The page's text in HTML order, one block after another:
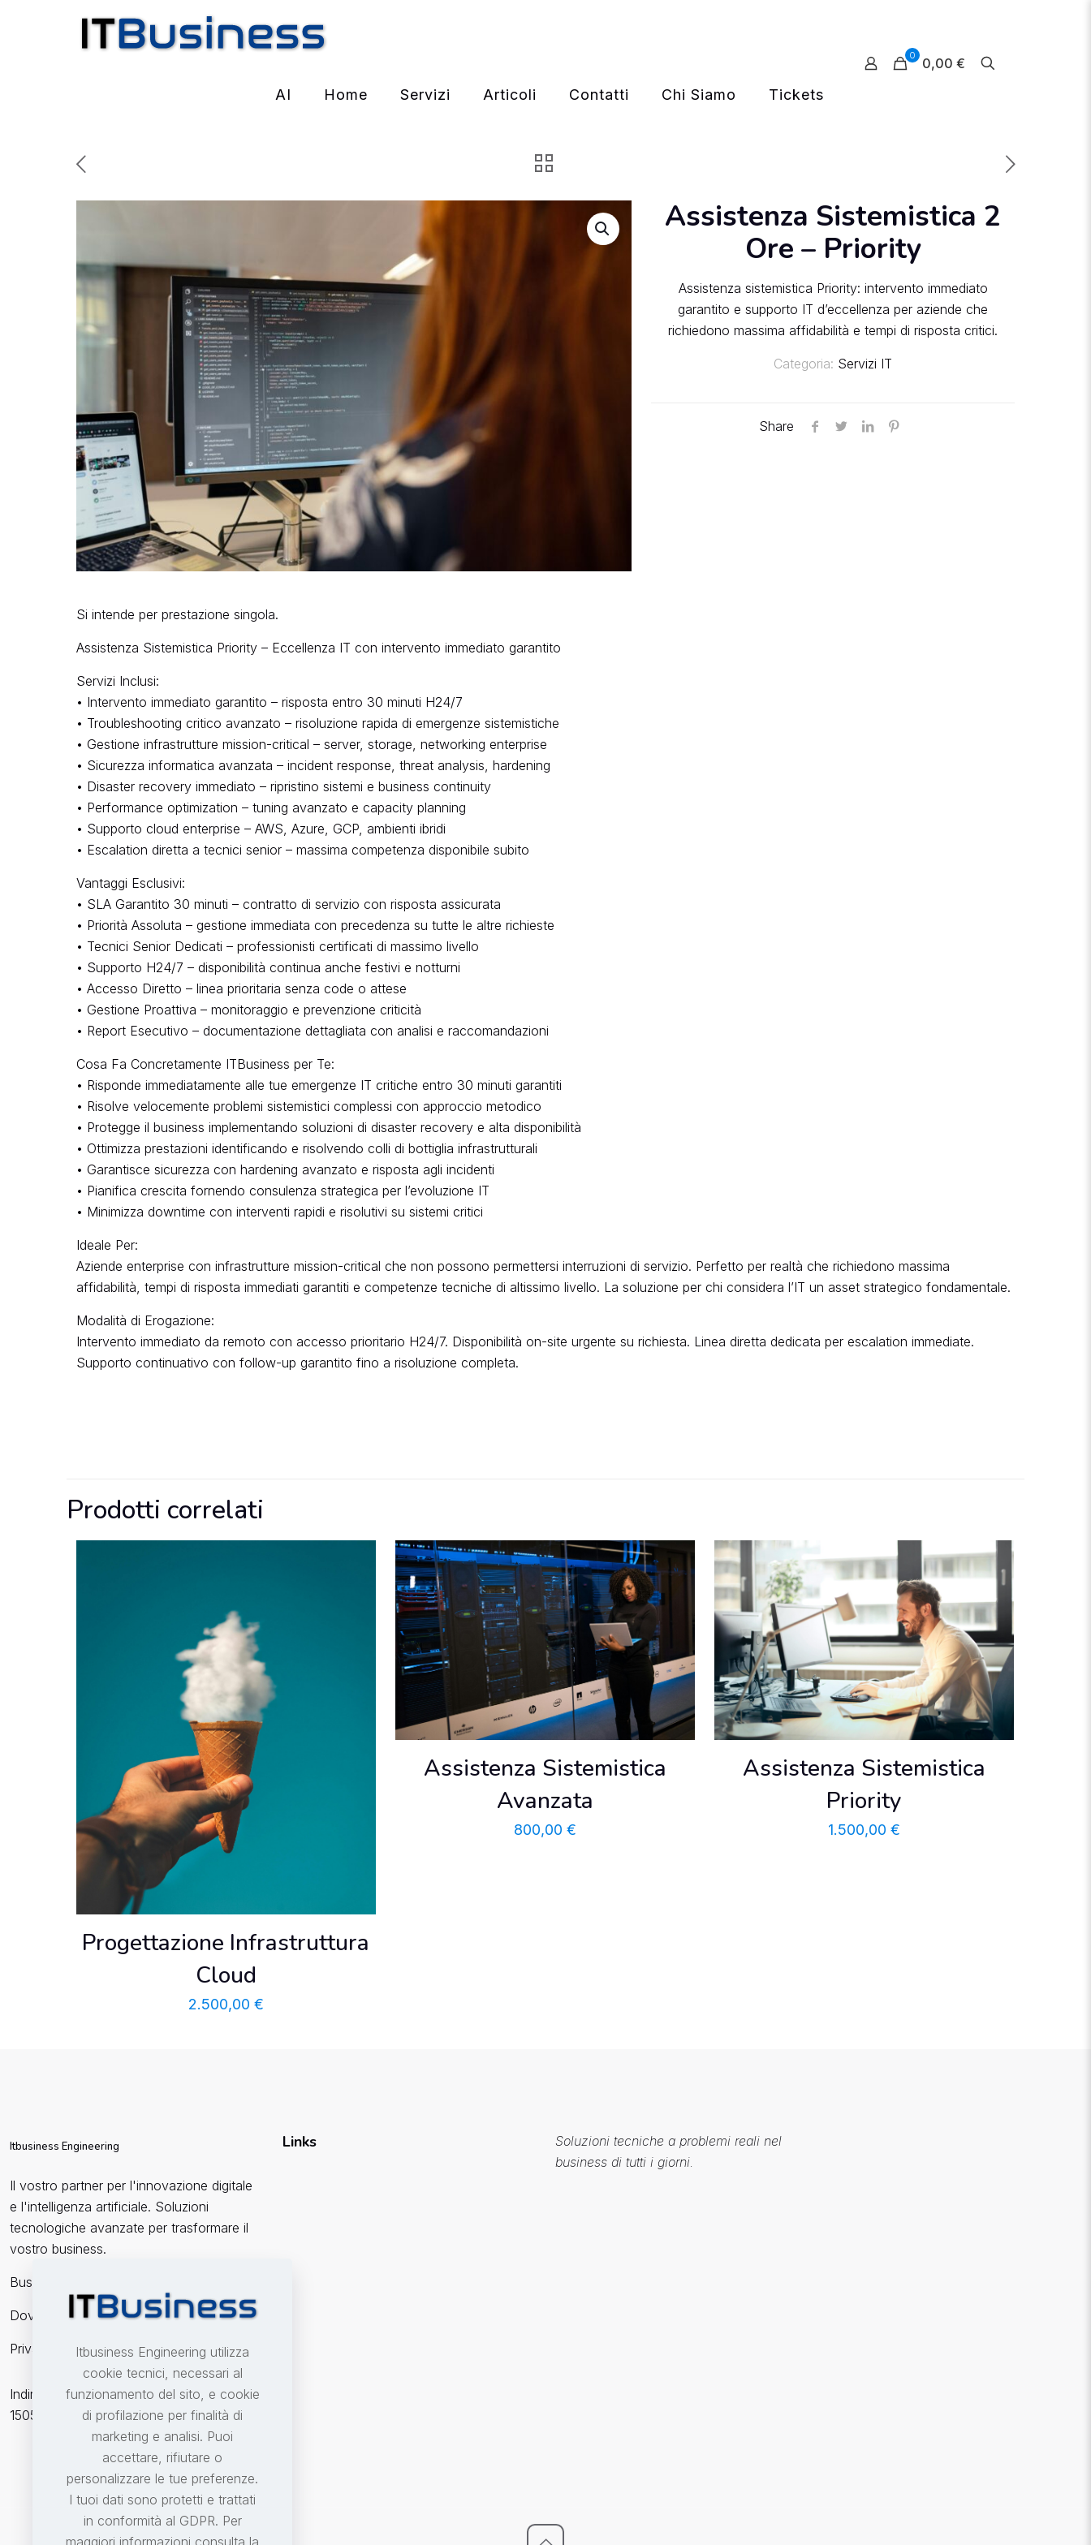
AI Home Servizi Articoli Contatti Chi Siamo Tickets
0 0,00 €
Assistenza Sistemistica 2
Ore – Priority
Assistenza sistemistica Priority: intervento immediato
garantito e supporto IT d’eccellenza per aziende che
richiedono massima affidabilità e tempi di risposta critici.
Categoria: Servizi IT
Share
Si intende per prestazione singola.
Assistenza Sistemistica Priority – Eccellenza IT con intervento immediato garantito
Servizi Inclusi:
• Intervento immediato garantito – risposta entro 30 minuti H24/7
• Troubleshooting critico avanzato – risoluzione rapida di emergenze sistemistiche
• Gestione infrastrutture mission-critical – server, storage, networking enterprise
• Sicurezza informatica avanzata – incident response, threat analysis, hardening
• Disaster recovery immediato – ripristino sistemi e business continuity
• Performance optimization – tuning avanzato e capacity planning
• Supporto cloud enterprise – AWS, Azure, GCP, ambienti ibridi
• Escalation diretta a tecnici senior – massima competenza disponibile subito
Vantaggi Esclusivi:
• SLA Garantito 30 minuti – contratto di servizio con risposta assicurata
• Priorità Assoluta – gestione immediata con precedenza su tutte le altre richieste
• Tecnici Senior Dedicati – professionisti certificati di massimo livello
• Supporto H24/7 – disponibilità continua anche festivi e notturni
• Accesso Diretto – linea prioritaria senza code o attese
• Gestione Proattiva – monitoraggio e prevenzione criticità
• Report Esecutivo – documentazione dettagliata con analisi e raccomandazioni
Cosa Fa Concretamente ITBusiness per Te:
• Risponde immediatamente alle tue emergenze IT critiche entro 30 minuti garantiti
• Risolve velocemente problemi sistemistici complessi con approccio metodico
• Protegge il business implementando soluzioni di disaster recovery e alta disponibilità
• Ottimizza prestazioni identificando e risolvendo colli di bottiglia infrastrutturali
• Garantisce sicurezza con hardening avanzato e risposta agli incidenti
• Pianifica crescita fornendo consulenza strategica per l’evoluzione IT
• Minimizza downtime con interventi rapidi e risolutivi su sistemi critici
Ideale Per:
Aziende enterprise con infrastrutture mission-critical che non possono permettersi interruzioni di servizio. Perfetto per realtà che richiedono massima
affidabilità, tempi di risposta immediati garantiti e competenze tecniche di altissimo livello. La soluzione per chi considera l’IT un asset strategico fondamentale.
Modalità di Erogazione:
Intervento immediato da remoto con accesso prioritario H24/7. Disponibilità on-site urgente su richiesta. Linea diretta dedicata per escalation immediate.
Supporto continuativo con follow-up garantito fino a risoluzione completa.
Prodotti correlati
Progettazione Infrastruttura
Cloud
2.500,00 €
Assistenza Sistemistica
Avanzata
800,00 €
Assistenza Sistemistica
Priority
1.500,00 €
Itbusiness Engineering
Il vostro partner per l'innovazione digitale
e l'intelligenza artificiale. Soluzioni
tecnologiche avanzate per trasformare il
vostro business.
Business Partner
Dove Siamo
Privacy
Indirizzo: Corso della Repubblica n.40
15057 Tortona (AL) - Italia
Links
Soluzioni tecniche a problemi reali nel
business di tutti i giorni.
Itbusiness Engineering utilizza
cookie tecnici, necessari al
funzionamento del sito, e cookie
di profilazione per finalità di
marketing e analisi. Puoi
accettare, rifiutare o
personalizzare le tue preferenze.
I tuoi dati sono protetti e trattati
in conformità al GDPR. Per
maggiori informazioni consulta la